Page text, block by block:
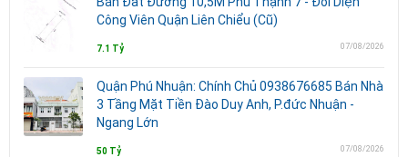
Công Viên Quận Liên Chiểu (Cũ)
7.1 Tỷ 07/08/2026
Quận Phú Nhuận: Chính Chủ 0938676685 Bán Nhà
3 Tầng Mặt Tiền Đào Duy Anh, P.đức Nhuận -
Ngang Lớn
50 Tỷ 07/08/2026